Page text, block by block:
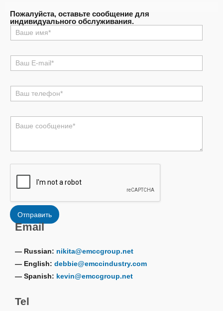
Пожалуйста, оставьте сообщение для
индивидуального обслуживания.
名
称
电
邮
电
话
论
息
*
Отправить
Email
— Russian: nikita@emccgroup.net
— English: debbie@emccindustry.com
— Spanish: kevin@emccgroup.net
Tel